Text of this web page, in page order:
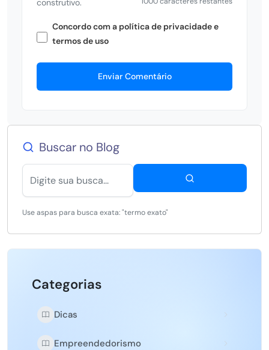
construtivo.
Concordo com a política de privacidade e
termos de uso
Enviar Comentário
Buscar no Blog
Use aspas para busca exata: "termo exato"
Categorias
Dicas
Empreendedorismo